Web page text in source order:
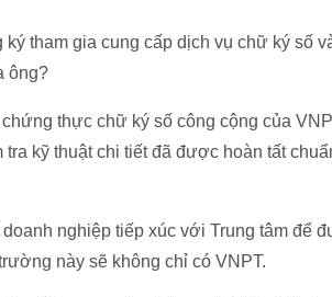
tham gia cung cấp dịch vụ chữ ký số
ông?
thực chữ ký số công cộng của
kỹ thuật chi tiết đã được hoàn tất
nghiệp tiếp xúc với Trung tâm để
này sẽ không chỉ có VNPT.